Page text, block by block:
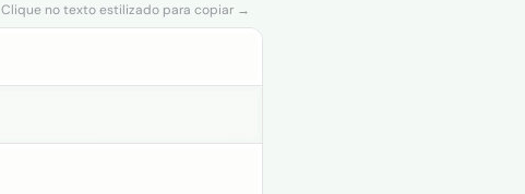
Clique no texto estilizado para copiar →